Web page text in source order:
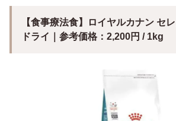
【食事療法食】ロイヤルカナン セ
ドライ｜参考価格：2,200円 / 1kg